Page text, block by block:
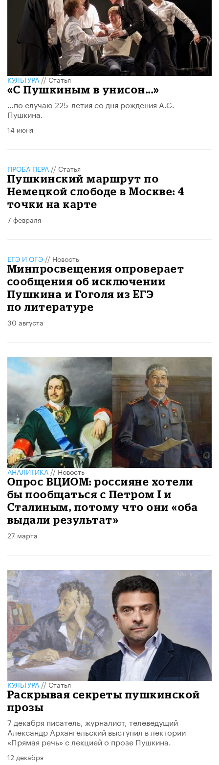
КУЛЬТУРА//Статья
«С Пушкиным в унисон...»
…по случаю 225-летия со дня рождения А.С.
Пушкина.
14 июня
ПРОБА ПЕРА // Статья
Пушкинский маршрут по
Немецкой слободе в Москве: 4
точки на карте
7 февраля
ЕГЭ И ОГЭ // Новость
Минпросвещения опроверает
сообщения об исключении
Пушкина и Гоголя из ЕГЭ
по литературе
30 августа
АНАЛИТИКА//Новость
Опрос ВЦИОМ: россияне хотели
бы пообщаться с Петром I и
Сталиным, потому что они «оба
выдали результат»
27 марта
КУЛЬТУРА//Статья
Раскрывая секреты пушкинской
прозы
7 декабря писатель, журналист, телеведущий
Александр Архангельский выступил в лектории
«Прямая речь» с лекцией о прозе Пушкина.
12 декабря